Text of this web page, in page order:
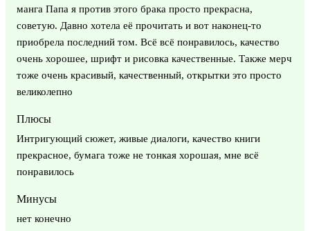
манга Папа я против этого брака просто прекрасна,
советую. Давно хотела её прочитать и вот наконец-то
приобрела последний том. Всё всё понравилось, качество
очень хорошее, шрифт и рисовка качественные. Также мерч
тоже очень красивый, качественный, открытки это просто
великолепно
Плюсы
Интригующий сюжет, живые диалоги, качество книги
прекрасное, бумага тоже не тонкая хорошая, мне всё
понравилось
Минусы
нет конечно